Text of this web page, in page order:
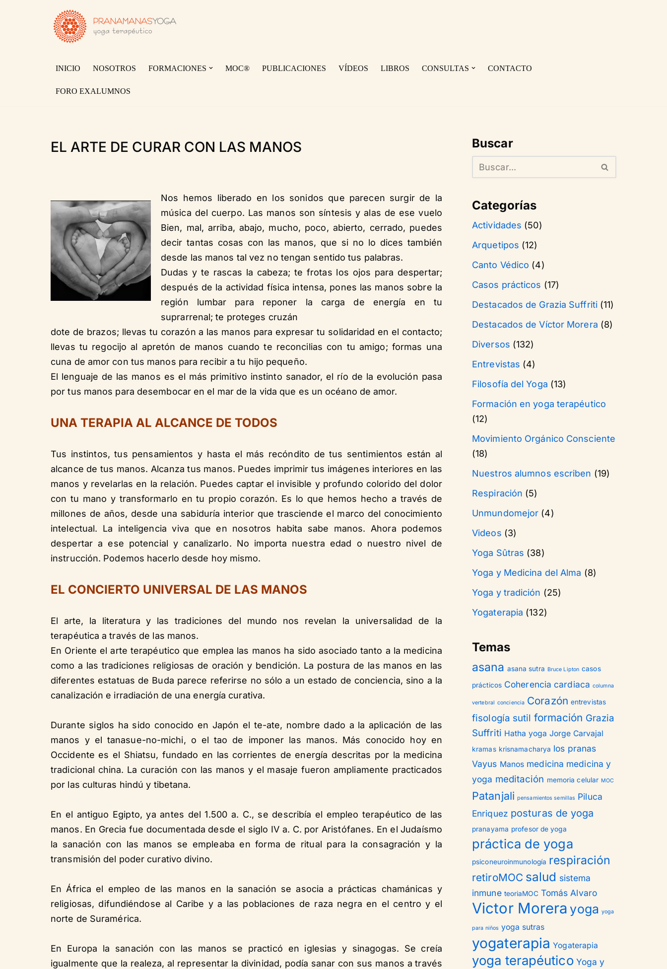
INICIO NOSOTROS FORMACIONES MOC® PUBLICACIONES VÍDEOS LIBROS CONSULTAS CONTACTO
FORO EXALUMNOS
EL ARTE DE CURAR CON LAS MANOS
Nos hemos liberado en los sonidos que parecen surgir de la
música del cuerpo. Las manos son síntesis y alas de ese vuelo
Bien, mal, arriba, abajo, mucho, poco, abierto, cerrado, puedes
decir tantas cosas con las manos, que si no lo dices también
desde las manos tal vez no tengan sentido tus palabras.
Dudas y te rascas la cabeza; te frotas los ojos para despertar;
después de la actividad física intensa, pones las manos sobre la
región lumbar para reponer la carga de energía en tu
suprarrenal; te proteges cruzán
dote de brazos; llevas tu corazón a las manos para expresar tu solidaridad en el contacto;
llevas tu regocijo al apretón de manos cuando te reconcilias con tu amigo; formas una
cuna de amor con tus manos para recibir a tu hijo pequeño.
El lenguaje de las manos es el más primitivo instinto sanador, el río de la evolución pasa
por tus manos para desembocar en el mar de la vida que es un océano de amor.
UNA TERAPIA AL ALCANCE DE TODOS
Tus instintos, tus pensamientos y hasta el más recóndito de tus sentimientos están al
alcance de tus manos. Alcanza tus manos. Puedes imprimir tus imágenes interiores en las
manos y revelarlas en la relación. Puedes captar el invisible y profundo colorido del dolor
con tu mano y transformarlo en tu propio corazón. Es lo que hemos hecho a través de
millones de años, desde una sabiduría interior que trasciende el marco del conocimiento
intelectual. La inteligencia viva que en nosotros habita sabe manos. Ahora podemos
despertar a ese potencial y canalizarlo. No importa nuestra edad o nuestro nivel de
instrucción. Podemos hacerlo desde hoy mismo.
EL CONCIERTO UNIVERSAL DE LAS MANOS
El arte, la literatura y las tradiciones del mundo nos revelan la universalidad de la
terapéutica a través de las manos.
En Oriente el arte terapéutico que emplea las manos ha sido asociado tanto a la medicina
como a las tradiciones religiosas de oración y bendición. La postura de las manos en las
diferentes estatuas de Buda parece referirse no sólo a un estado de conciencia, sino a la
canalización e irradiación de una energía curativa.
Durante siglos ha sido conocido en Japón el te-ate, nombre dado a la aplicación de las
manos y el tanasue-no-michi, o el tao de imponer las manos. Más conocido hoy en
Occidente es el Shiatsu, fundado en las corrientes de energía descritas por la medicina
tradicional china. La curación con las manos y el masaje fueron ampliamente practicados
por las culturas hindú y tibetana.
En el antiguo Egipto, ya antes del 1.500 a. C., se describía el empleo terapéutico de las
manos. En Grecia fue documentada desde el siglo IV a. C. por Aristófanes. En el Judaísmo
la sanación con las manos se empleaba en forma de ritual para la consagración y la
transmisión del poder curativo divino.
En África el empleo de las manos en la sanación se asocia a prácticas chamánicas y
religiosas, difundiéndose al Caribe y a las poblaciones de raza negra en el centro y el
norte de Suramérica.
En Europa la sanación con las manos se practicó en iglesias y sinagogas. Se creía
igualmente que la realeza, al representar la divinidad, podía sanar con sus manos a través
Buscar
Categorías
Actividades (50)
Arquetipos (12)
Canto Védico (4)
Casos prácticos (17)
Destacados de Grazia Suffriti(11)
Destacados de Víctor Morera (8)
Diversos (132)
Entrevistas (4)
Filosofía del Yoga (13)
Formación en yoga terapéutico
(12)
Movimiento Orgánico Consciente
(18)
Nuestros alumnos escriben (19)
Respiración (5)
Unmundomejor (4)
Videos (3)
Yoga Sûtras (38)
Yoga y Medicina del Alma (8)
Yoga y tradición (25)
Yogaterapia (132)
Temas
asana asana sutra Bruce Lipton casos
prácticos Coherencia cardiaca columna
vertebral conciencia Corazón entrevistas
fisología sutil formación Grazia
Suffriti Hatha yoga Jorge Carvajal
kramas krisnamacharya los pranas
Vayus Manos medicina medicina y
yoga meditación memoria celular MOC
Patanjali pensamientos semillas Piluca
Enriquez posturas de yoga
pranayama profesor de yoga
práctica de yoga
psiconeuroinmunología respiración
retiroMOC salud sistema
inmune teoriaMOC Tomás Alvaro
Victor Morera yoga yoga
para niños yoga sutras
yogaterapia Yogaterapia
yoga terapéutico Yoga y